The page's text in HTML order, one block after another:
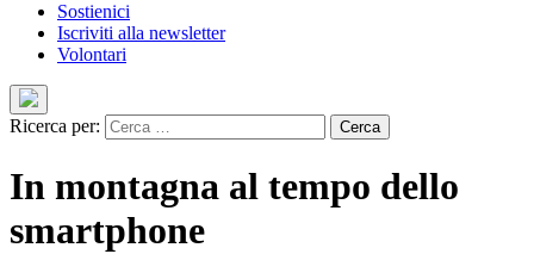
Sostienici
Iscriviti alla newsletter
Volontari
Ricerca per:
In montagna al tempo dello
smartphone